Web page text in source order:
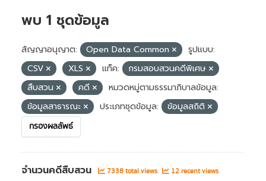
พบ 1 ชุดข้อมูล
สัญญาอนุญาต: Open Data Common
รูปแบบ:
CSV
XLS แท็ค:
กรมสอบสวนคดีพิเศษ
สืบสวน
คดี
หมวดหมู่ตามธรรมาภิบาลข้อมูล:
ข้อมูลสาธารณะ
ประเภทชุดข้อมูล: ข้อมูลสถิติ
กรองผลลัพธ์
จำนวนคดีสืบสวน 7338 total views 12 recent views